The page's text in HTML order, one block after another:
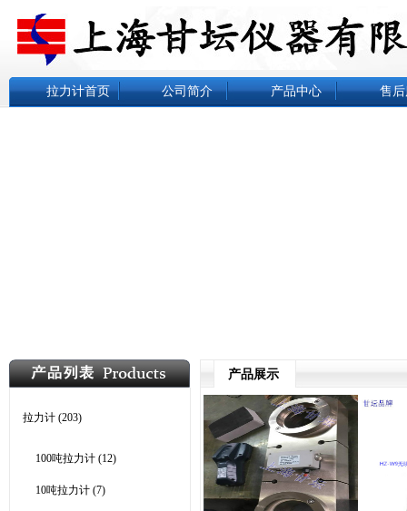
拉力计首页 公司简介 产品中心 售
拉力计 (203)
100吨拉力计 (12)
10吨拉力计 (7)
产品展示